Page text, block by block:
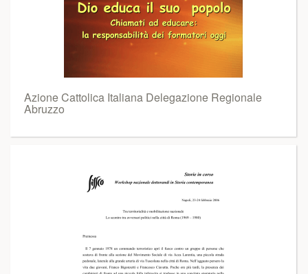
Azione Cattolica Italiana Delegazione Regionale
Abruzzo